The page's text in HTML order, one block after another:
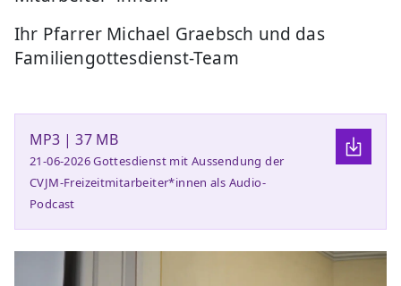
Ihr Pfarrer Michael Graebsch und das
Familiengottesdienst-Team
MP3 | 37 MB
21-06-2026 Gottesdienst mit Aussendung der
CVJM-Freizeitmitarbeiter*innen als Audio-
Podcast